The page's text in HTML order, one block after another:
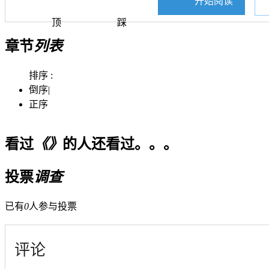
顶 踩
章节列表
排序 :
倒序|
正序
看过《》 的人还看过。。。
投票调查
已有0人参与投票
评论